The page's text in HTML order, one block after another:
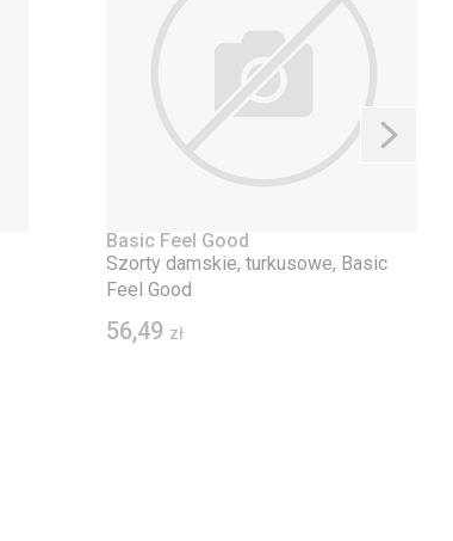
Basic Feel Good
Szorty damskie, turkusowe, Basic
Feel Good
56,49 zł